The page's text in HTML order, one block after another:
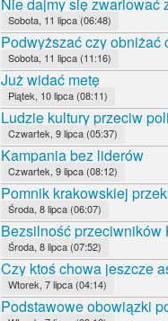
Nie dajmy się zwariować
Sobota, 11 lipca (06:48)
Podwyższać czy obniżać
Sobota, 11 lipca (11:16)
Już widać metę
Piątek, 10 lipca (08:11)
Ludzie kultury przeciw
Czwartek, 9 lipca (05:37)
Kampania bez liderów
Czwartek, 9 lipca (08:12)
Pomnik krakowskiej
Środa, 8 lipca (06:07)
Bezsilność przeciwników
Środa, 8 lipca (07:52)
Czy ktoś chowa jeszcze
Wtorek, 7 lipca (04:14)
Podstawowe obowiązki